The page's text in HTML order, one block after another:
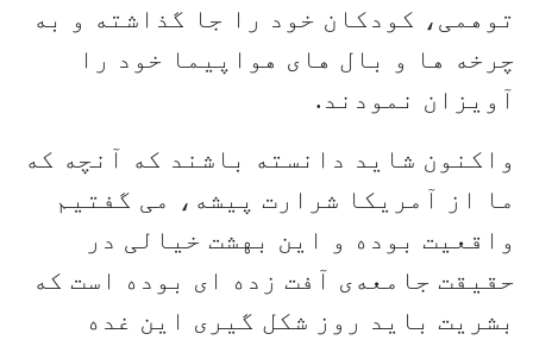
توهمی، کودکان خود را جا گذاشته و به
چرخه ها و بال های هواپیما خود را
آویزان نمودند.
واکنون شاید دانسته باشند که آنچه که
ما از آمریکا شرارت پیشه، می گفتیم
واقعیت بوده و این بهشت خیالی در
حقیقت جامعه‌ی آفت زده ای بوده است که
بشریت باید روز شکل گیری این غده